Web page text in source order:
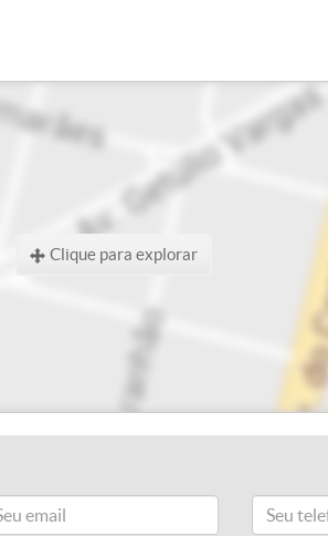
Clique para explorar